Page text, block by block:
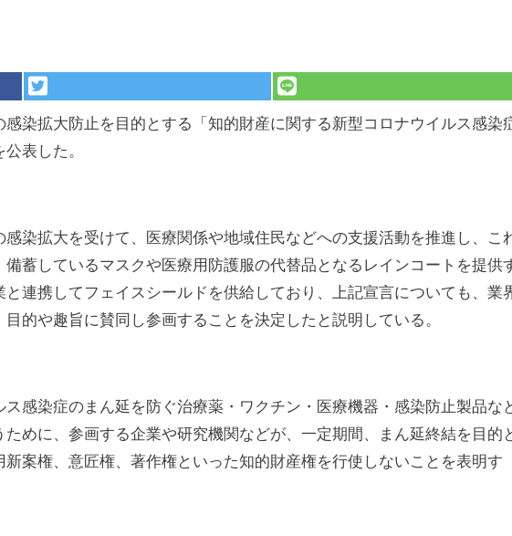
染拡大防止を目的とする「知的財産に関する新型コロナウイルス感染
表した。
染拡大を受けて、医療関係や地域住民などへの支援活動を推進し、こ
蓄しているマスクや医療用防護服の代替品となるレインコートを提供
連携してフェイスシールドを供給しており、上記宣言についても、業
的や趣旨に賛同し参画することを決定したと説明している。
感染症のまん延を防ぐ治療薬・ワクチン・医療機器・感染防止製品な
めに、参画する企業や研究機関などが、一定期間、まん延終結を目的
案権、意匠権、著作権といった知的財産権を行使しないことを表明す